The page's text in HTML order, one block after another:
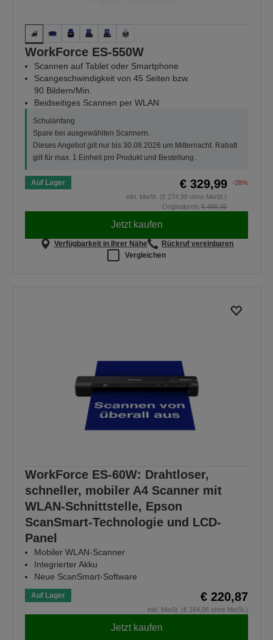
WorkForce ES-550W
Scannen auf Tablet oder Smartphone
Scangeschwindigkeit von 45 Seiten bzw.
90 Bildern/Min.
Beidseitiges Scannen per WLAN
Schulanfang
Spare bei ausgewählten Scannern.
Dieses Angebot gilt nur bis 30.08.2026 um Mitternacht. Rabatt
gilt für max. 1 Einheit pro Produkt und Bestellung.
Auf Lager € 329,99
-28%
inkl. MwSt. (€ 274,99 ohne MwSt.)
Originalpreis € 460,45
Jetzt kaufen
Verfügbarkeit in Ihrer Nähe
Rückruf vereinbaren
Vergleichen
WorkForce ES-60W: Drahtloser,
schneller, mobiler A4 Scanner mit
WLAN-Schnittstelle, Epson
ScanSmart-Technologie und LCD-
Panel
Mobiler WLAN-Scanner
Integrierter Akku
Neue ScanSmart-Software
Auf Lager € 220,87
inkl. MwSt. (€ 184,06 ohne MwSt.)
Jetzt kaufen